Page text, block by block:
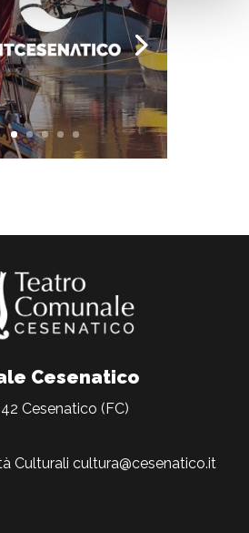
Cesenatico
Cesenatico (FC)
Culturalicultura@cesenatico.it